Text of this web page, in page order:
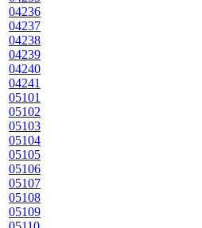
04236
04237
04238
04239
04240
04241
05101
05102
05103
05104
05105
05106
05107
05108
05109